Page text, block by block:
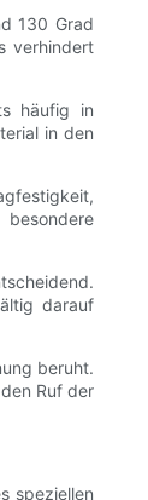
130 Grad
verhindert
häufig in
in den
darauf
beruht.
Ruf der
speziellen